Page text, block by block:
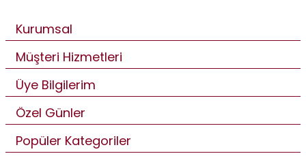
Kurumsal
Müşteri Hizmetleri
Üye Bilgilerim
Özel Günler
Popüler Kategoriler